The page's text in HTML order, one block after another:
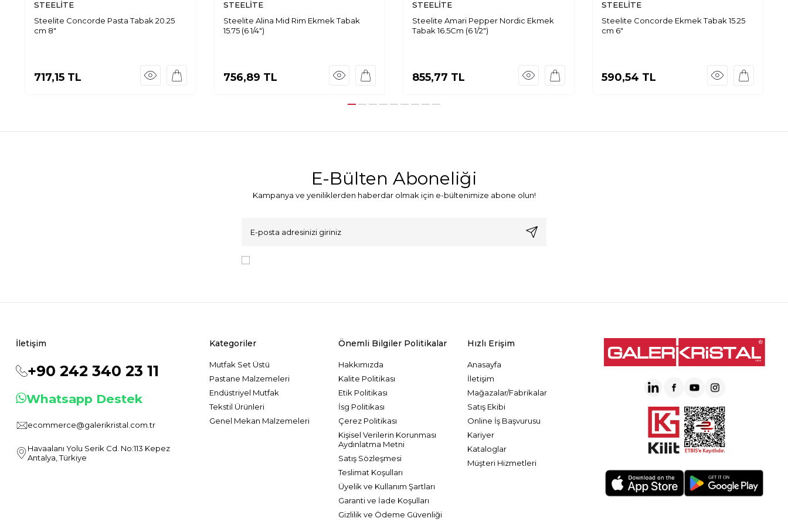
STEELİTE
Steelite Concorde Pasta Tabak 20.25
cm 8"
717,15 TL
STEELİTE
Steelite Alina Mid Rim Ekmek Tabak
15.75 (6 1/4")
756,89 TL
STEELİTE
Steelite Amari Pepper Nordic Ekmek
Tabak 16.5Cm (6 1/2")
855,77 TL
STEELİTE
Steelite Concorde Ekmek Tabak 15.25
cm 6"
590,54 TL
E-Bülten Aboneliği
Kampanya ve yeniliklerden haberdar olmak için e-bültenimize abone olun!
İletişim
+90 242 340 23 11
Whatsapp Destek
ecommerce@galerikristal.com.tr
Havaalanı Yolu Serik Cd. No:113 Kepez
Antalya, Türkiye
Kategoriler
Mutfak Set Üstü
Pastane Malzemeleri
Endüstriyel Mutfak
Tekstil Ürünleri
Genel Mekan Malzemeleri
Önemli Bilgiler Politikalar
Hakkımızda
Kalite Politikası
Etik Politikası
İsg Politikası
Çerez Politikası
Kişisel Verilerin Korunması
Aydınlatma Metni
Satış Sözleşmesi
Teslimat Koşulları
Üyelik ve Kullanım Şartları
Garanti ve İade Koşulları
Gizlilik ve Ödeme Güvenliği
Hızlı Erişim
Anasayfa
İletişim
Mağazalar/Fabrikalar
Satış Ekibi
Online İş Başvurusu
Kariyer
Kataloglar
Müşteri Hizmetleri